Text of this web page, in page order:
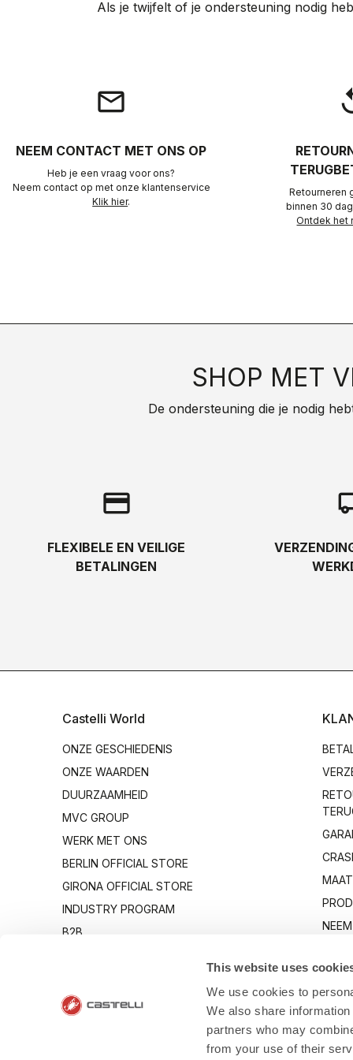
This website uses
We use cookies to
We also share
partners who may
from your use of their
Als je twijfelt of je ondersteuning nodig
email
NEEM CONTACT MET ONS OP
Heb je een vraag voor ons?
Neem contact op met onze klantenservice
Klik hier.
Retourneren
binnen 30
Ontdek het
SHOP MET
De ondersteuning die je nodig
credit_card
FLEXIBELE EN VEILIGE
BETALINGEN
Castelli World
ONZE GESCHIEDENIS
ONZE WAARDEN
DUURZAAMHEID
MVC GROUP
WERK MET ONS
BERLIN OFFICIAL STORE
GIRONA OFFICIAL STORE
INDUSTRY PROGRAM
B2B